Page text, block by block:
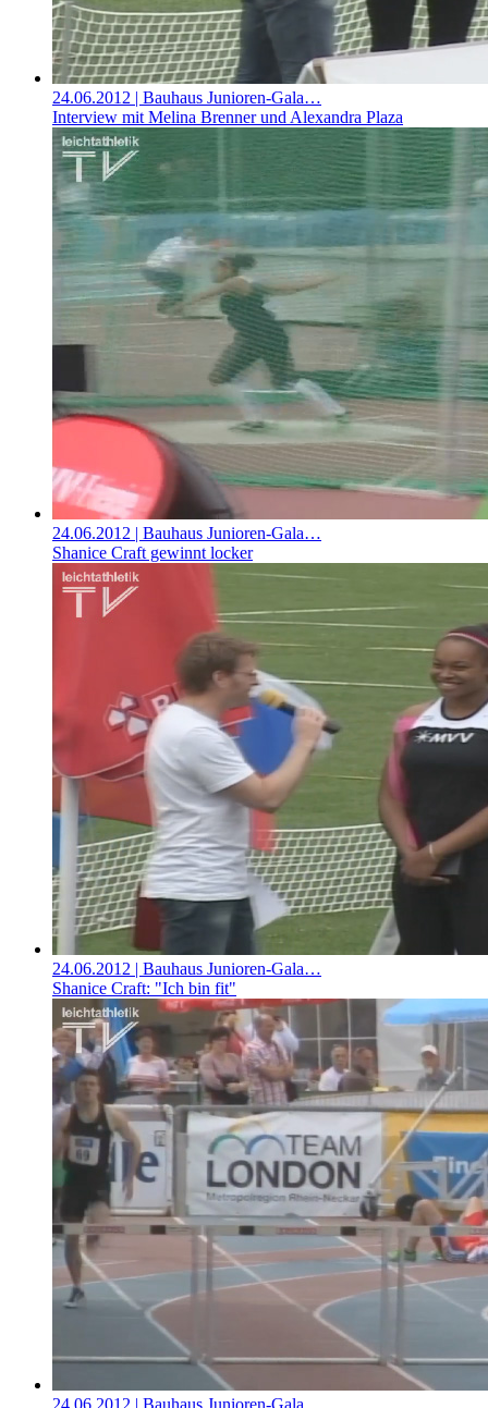
24.06.2012 | Bauhaus Junioren-Gala…
Interview mit Melina Brenner und Alexandra Plaza
24.06.2012 | Bauhaus Junioren-Gala…
Shanice Craft gewinnt locker
24.06.2012 | Bauhaus Junioren-Gala…
Shanice Craft: "Ich bin fit"